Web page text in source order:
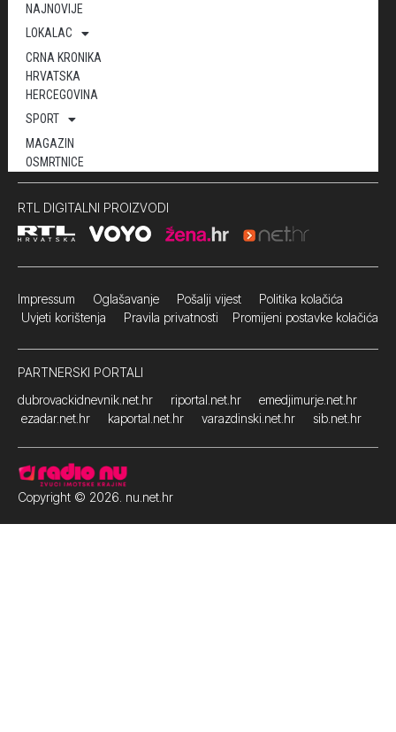
NAJNOVIJE
LOKALAC
CRNA KRONIKA
HRVATSKA
HERCEGOVINA
SPORT
MAGAZIN
OSMRTNICE
RTL DIGITALNI PROIZVODI
Impressum Oglašavanje Pošalji vijest Politika kolačića
Uvjeti korištenja Pravila privatnosti Promijeni postavke kolačića
PARTNERSKI PORTALI
dubrovackidnevnik.net.hr
riportal.net.hr
emedjimurje.net.hr
ezadar.net.hr
kaportal.net.hr varazdinski.net.hr sib.net.hr
Copyright © 2026. nu.net.hr